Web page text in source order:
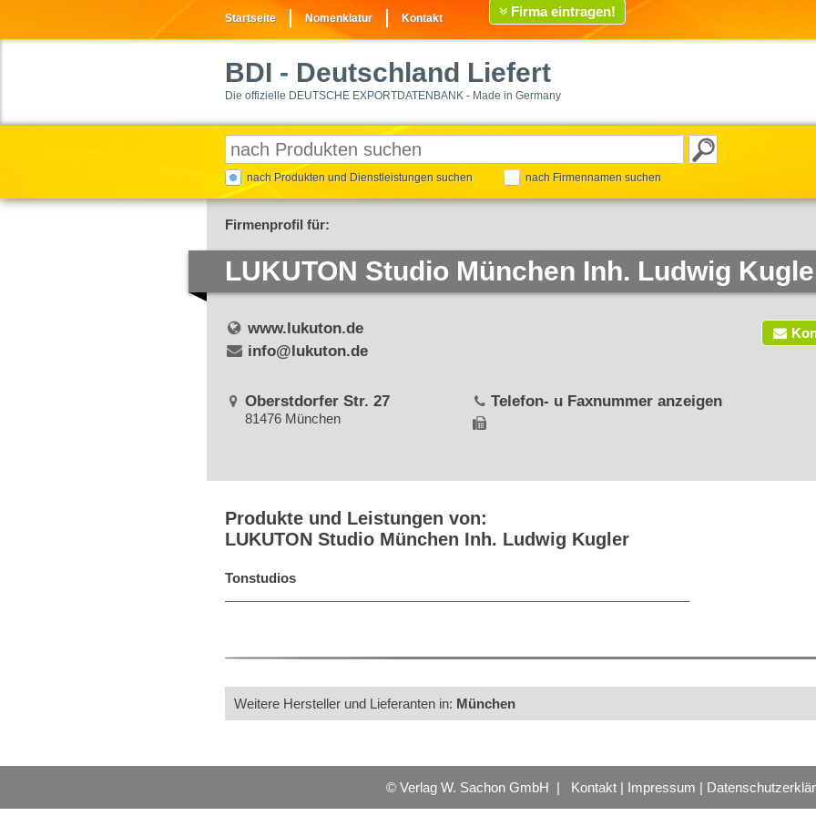
Startseite Nomenklatur Kontakt Firma eintragen!
BDI - Deutschland Liefert
Die offizielle DEUTSCHE EXPORTDATENBANK - Made in Germany
nach Produkten und Dienstleistungen suchen nach Firmennamen suchen
Firmenprofil für:
LUKUTON Studio München Inh. Ludwig
www.lukuton.de
info@lukuton.de
Oberstdorfer Str. 27
81476 München
Telefon- u Faxnummer anzeigen
Produkte und Leistungen von:
LUKUTON Studio München Inh. Ludwig Kugler
Tonstudios
Weitere Hersteller und Lieferanten in: München
© Verlag W. Sachon GmbH | Kontakt | Impressum |